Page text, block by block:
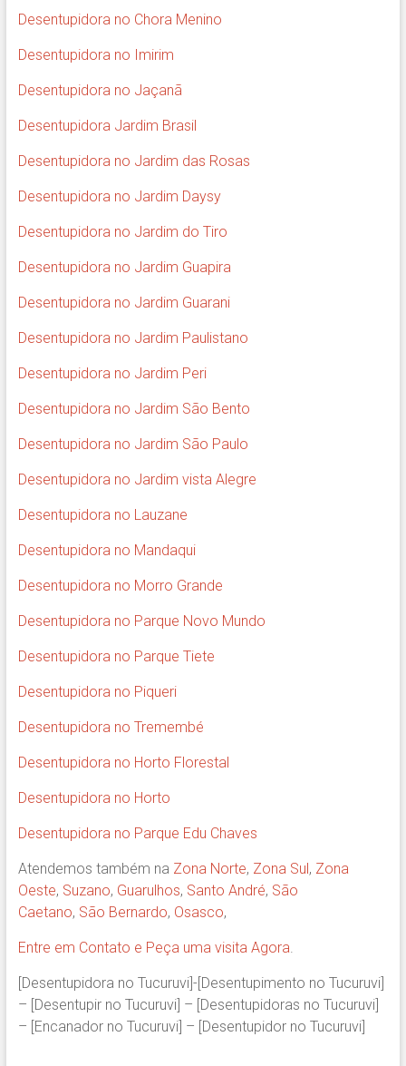
Desentupidora no Chora Menino
Desentupidora no Imirim
Desentupidora no Jaçanã
Desentupidora Jardim Brasil
Desentupidora no Jardim das Rosas
Desentupidora no Jardim Daysy
Desentupidora no Jardim do Tiro
Desentupidora no Jardim Guapira
Desentupidora no Jardim Guarani
Desentupidora no Jardim Paulistano
Desentupidora no Jardim Peri
Desentupidora no Jardim São Bento
Desentupidora no Jardim São Paulo
Desentupidora no Jardim vista Alegre
Desentupidora no Lauzane
Desentupidora no Mandaqui
Desentupidora no Morro Grande
Desentupidora no Parque Novo Mundo
Desentupidora no Parque Tiete
Desentupidora no Piqueri
Desentupidora no Tremembé
Desentupidora no Horto Florestal
Desentupidora no Horto
Desentupidora no Parque Edu Chaves
Atendemos também na Zona Norte, Zona Sul, Zona
Oeste, Suzano, Guarulhos, Santo André, São
Caetano, São Bernardo, Osasco,
Entre em Contato e Peça uma visita Agora.
[Desentupidora no Tucuruvi]-[Desentupimento no Tucuruvi]
– [Desentupir no Tucuruvi] – [Desentupidoras no Tucuruvi]
– [Encanador no Tucuruvi] – [Desentupidor no Tucuruvi]